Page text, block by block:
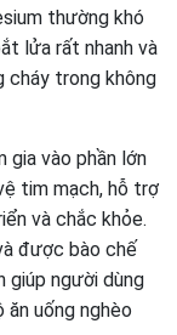
thường khó
lửa rất nhanh và
cháy trong không
gia vào phần lớn
tim mạch, hỗ trợ
và chắc khỏe.
được bào chế
giúp người dùng
uống nghèo